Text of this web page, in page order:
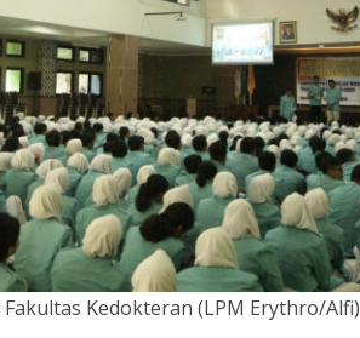
Kedokteran (LPM Erythro/Alfi)